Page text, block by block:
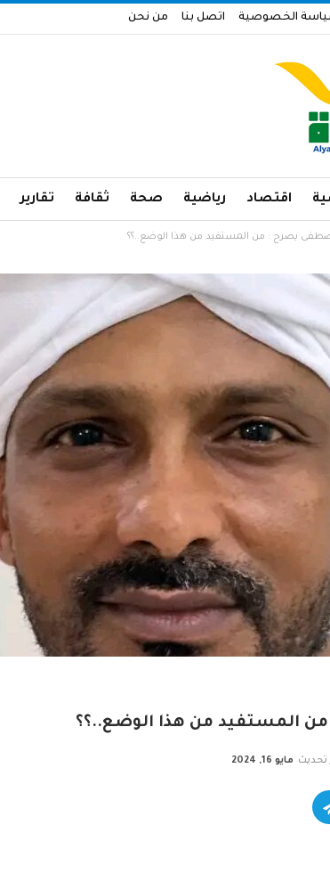
الخصوصية اتصل بنا من نحن
اقتصاد رياضية صحة ثقافة تقارير
يصرح : من المستفيد من هذا الوضع..؟؟
المستفيد من هذا الوضع..؟؟
تحديث مايو 16, 2024